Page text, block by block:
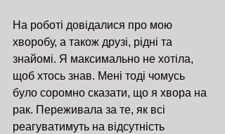
На роботі довідалися про мою
хворобу, а також друзі, рідні та
знайомі. Я максимально не хотіла,
щоб хтось знав. Мені тоді чомусь
було соромно сказати, що я хвора на
рак. Переживала за те, як всі
реагуватимуть на відсутність